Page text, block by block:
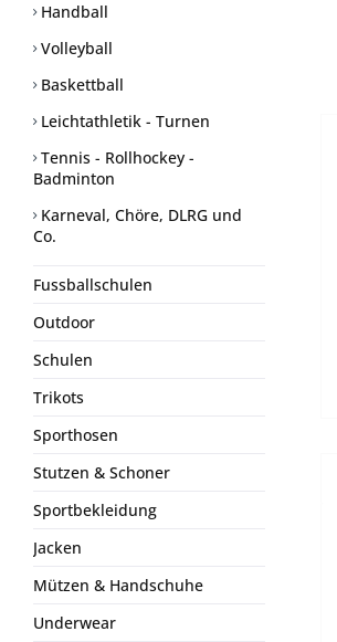
Handball
Volleyball
Baskettball
Leichtathletik - Turnen
Tennis - Rollhockey -
Badminton
Karneval, Chöre, DLRG und
Co.
Fussballschulen
Outdoor
Schulen
Trikots
Sporthosen
Stutzen & Schoner
Sportbekleidung
Jacken
Mützen & Handschuhe
Underwear